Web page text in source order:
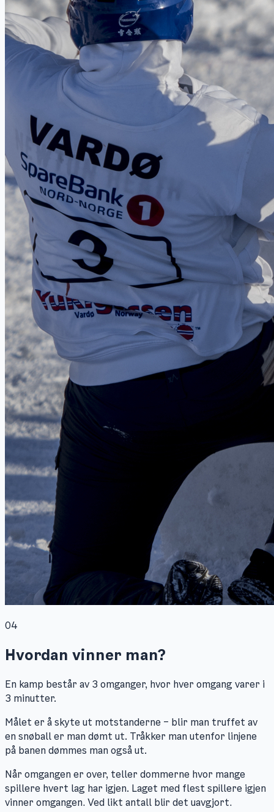
04
Hvordan vinner man?
En kamp består av 3 omganger, hvor hver omgang varer i
3 minutter.
Målet er å skyte ut motstanderne – blir man truffet av
en snøball er man dømt ut. Tråkker man utenfor linjene
på banen dømmes man også ut.
Når omgangen er over, teller dommerne hvor mange
spillere hvert lag har igjen. Laget med flest spillere igjen
vinner omgangen. Ved likt antall blir det uavgjort.